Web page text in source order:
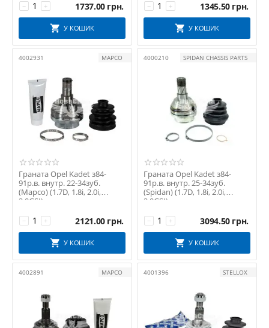
+
− 1737.00 грн.
У КОШИК
+
− 1345.50 грн.
У КОШИК
4002931 MAPCO
Граната Opel Kadet з84-
91р.в. внутр. 22-34зуб.
(Mapco) (1.7D, 1.8i, 2.0i,
2.0GSI)
+
− 2121.00 грн.
У КОШИК
4000210 SPIDAN CHASSIS PARTS
Граната Opel Kadet з84-
91р.в. внутр. 25-34зуб.
(Spidan) (1.7D, 1.8i, 2.0i,
2.0GSI)
+
− 3094.50 грн.
У КОШИК
4002891 MAPCO 4001396 STELLOX